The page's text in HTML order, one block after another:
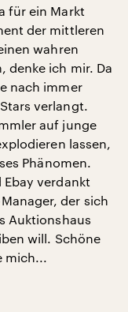
für ein Markt
der mittleren
wahren
denke ich mir. Da
nach immer
verlangt.
auf junge
lassen,
Phänomen.
verdankt
der sich
Auktionshaus
will. Schöne
mich...